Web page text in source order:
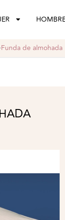
funda de almohada